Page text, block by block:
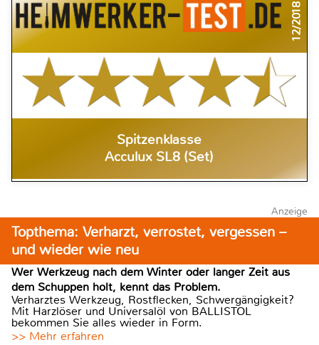
12/2018
Spitzenklasse
Acculux SL8 (Set)
Anzeige
Topthema: Verharzt, verrostet, vergessen –
und wieder wie neu
Wer Werkzeug nach dem Winter oder langer Zeit aus
dem Schuppen holt, kennt das Problem.
Verharztes Werkzeug, Rostflecken, Schwergängigkeit?
Mit Harzlöser und Universalöl von BALLISTOL
bekommen Sie alles wieder in Form.
>> Mehr erfahren